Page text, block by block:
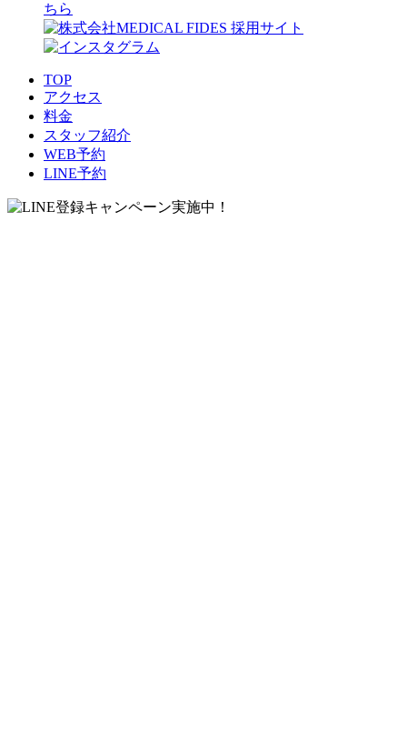
TOP
アクセス
料金
スタッフ紹介
WEB予約
LINE予約